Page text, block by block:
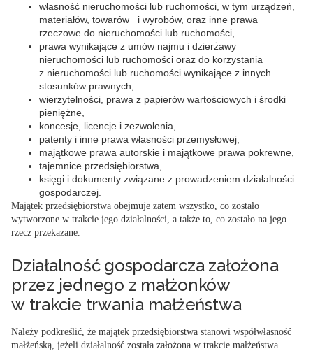
własność nieruchomości lub ruchomości, w tym urządzeń,
materiałów, towarów i wyrobów, oraz inne prawa
rzeczowe do nieruchomości lub ruchomości,
prawa wynikające z umów najmu i dzierżawy
nieruchomości lub ruchomości oraz do korzystania
z nieruchomości lub ruchomości wynikające z innych
stosunków prawnych,
wierzytelności, prawa z papierów wartościowych i środki
pieniężne,
koncesje, licencje i zezwolenia,
patenty i inne prawa własności przemysłowej,
majątkowe prawa autorskie i majątkowe prawa pokrewne,
tajemnice przedsiębiorstwa,
księgi i dokumenty związane z prowadzeniem działalności
gospodarczej.
Majątek przedsiębiorstwa obejmuje zatem wszystko, co zostało
wytworzone w trakcie jego działalności, a także to, co zostało na jego
rzecz przekazane.
Działalność gospodarcza założona
przez jednego z małżonków
w trakcie trwania małżeństwa
Należy podkreślić, że majątek przedsiębiorstwa stanowi współwłasność
małżeńską , jeżeli działalność została założona w trakcie małżeństwa